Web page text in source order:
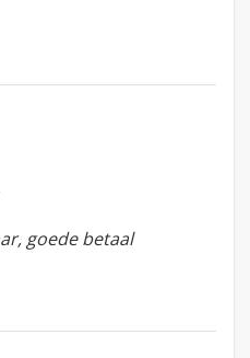
goede betaal